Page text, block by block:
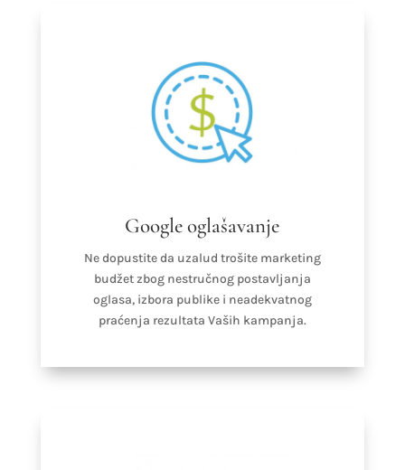
Google oglašavanje
Ne dopustite da uzalud trošite marketing
budžet zbog nestručnog postavljanja
oglasa, izbora publike i neadekvatnog
praćenja rezultata Vaših kampanja.